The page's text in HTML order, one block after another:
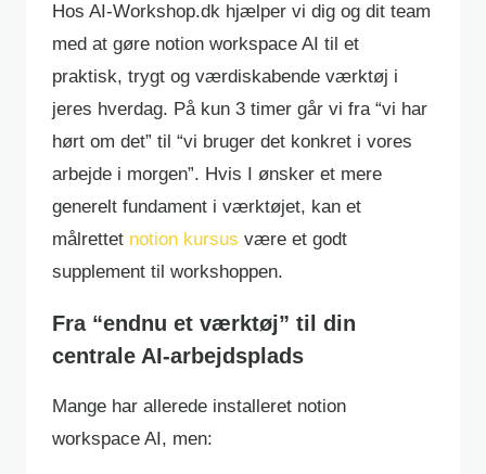
Hos AI-Workshop.dk hjælper vi dig og dit team
med at gøre notion workspace AI til et
praktisk, trygt og værdiskabende værktøj i
jeres hverdag. På kun 3 timer går vi fra “vi har
hørt om det” til “vi bruger det konkret i vores
arbejde i morgen”. Hvis I ønsker et mere
generelt fundament i værktøjet, kan et
målrettet notion kursus være et godt
supplement til workshoppen.
Fra “endnu et værktøj” til din
centrale AI-arbejdsplads
Mange har allerede installeret notion
workspace AI, men: